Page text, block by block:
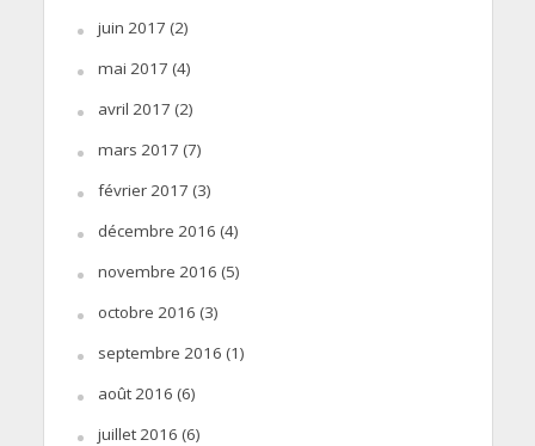
juin 2017 (2)
mai 2017 (4)
avril 2017 (2)
mars 2017 (7)
février 2017 (3)
décembre 2016 (4)
novembre 2016 (5)
octobre 2016 (3)
septembre 2016 (1)
août 2016 (6)
juillet 2016 (6)